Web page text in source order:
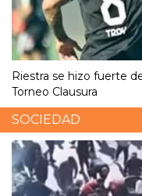
Riestra se hizo fuerte
Torneo Clausura
SOCIEDAD